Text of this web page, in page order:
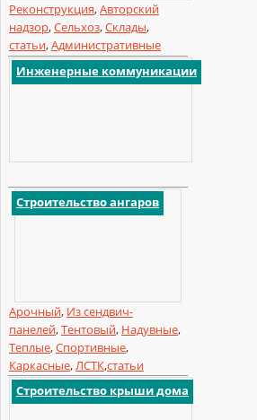
Реконструкция,Авторский
надзор,Сельхоз,Склады,
статьи,Административные
Инженерные коммуникации
Строительство ангаров
Арочный, Из сендвич-
панелей,Тентовый, Надувные,
Теплые,Спортивные,
Каркасные,ЛСТК,статьи
Строительство крыши дома